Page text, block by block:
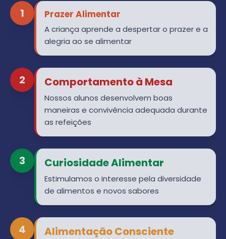
1 Prazer Alimentar
A criança aprende a despertar o prazer e a
alegria ao se alimentar
2 Comportamento à Mesa
Nossos alunos desenvolvem boas
maneiras e convivência adequada durante
as refeições
3 Curiosidade Alimentar
Estimulamos o interesse pela diversidade
de alimentos e novos sabores
4 Alimentação Consciente